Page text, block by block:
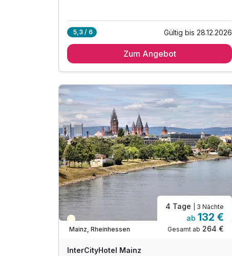
5,3 / 6 Gültig bis 28.12.2026
Zum Angebot
Teilweise ausgelastet
Mainz, Rheinhessen
4 Tage | 3 Nächte
ab 132 €
Gesamt ab 264 €
InterCityHotel Mainz